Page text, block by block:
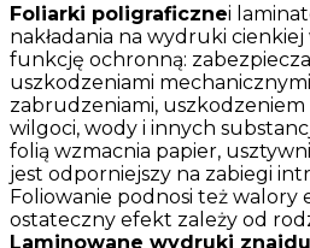
Foliarki poligraficznei
nakładania na wydruki cienkiej
funkcję ochronną:
uszkodzeniami
zabrudzeniami, uszkodzeniem
wilgoci, wody i innych
folią wzmacnia papier,
jest odporniejszy na zabiegi
Foliowanie podnosi też
ostateczny efekt zależy od
Laminowane wydruki